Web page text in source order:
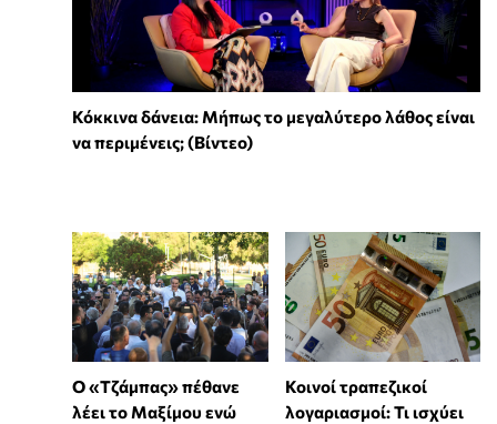
Κόκκινα δάνεια: Μήπως το μεγαλύτερο λάθος είναι
να περιμένεις; (Βίντεο)
Ο «Τζάμπας» πέθανε
λέει το Μαξίμου ενώ
Κοινοί τραπεζικοί
λογαριασμοί: Τι ισχύει